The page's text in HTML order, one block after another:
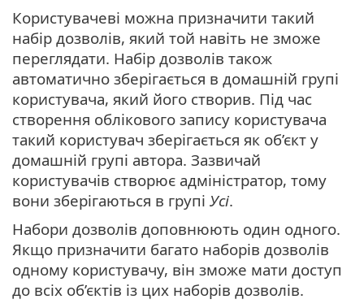
Користувачеві можна призначити такий
набір дозволів, який той навіть не зможе
переглядати. Набір дозволів також
автоматично зберігається в домашній групі
користувача, який його створив. Під час
створення облікового запису користувача
такий користувач зберігається як об’єкт у
домашній групі автора. Зазвичай
користувачів створює адміністратор, тому
вони зберігаються в групі Усі.
Набори дозволів доповнюють один одного.
Якщо призначити багато наборів дозволів
одному користувачу, він зможе мати доступ
до всіх об’єктів із цих наборів дозволів.